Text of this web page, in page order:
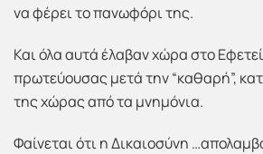
να φέρει το πανωφόρι της.
Και όλα αυτά έλαβαν χώρα στο
πρωτεύουσας μετά την “καθαρή”,
της χώρας από τα μνημόνια.
Φαίνεται ότι η Δικαιοσύνη